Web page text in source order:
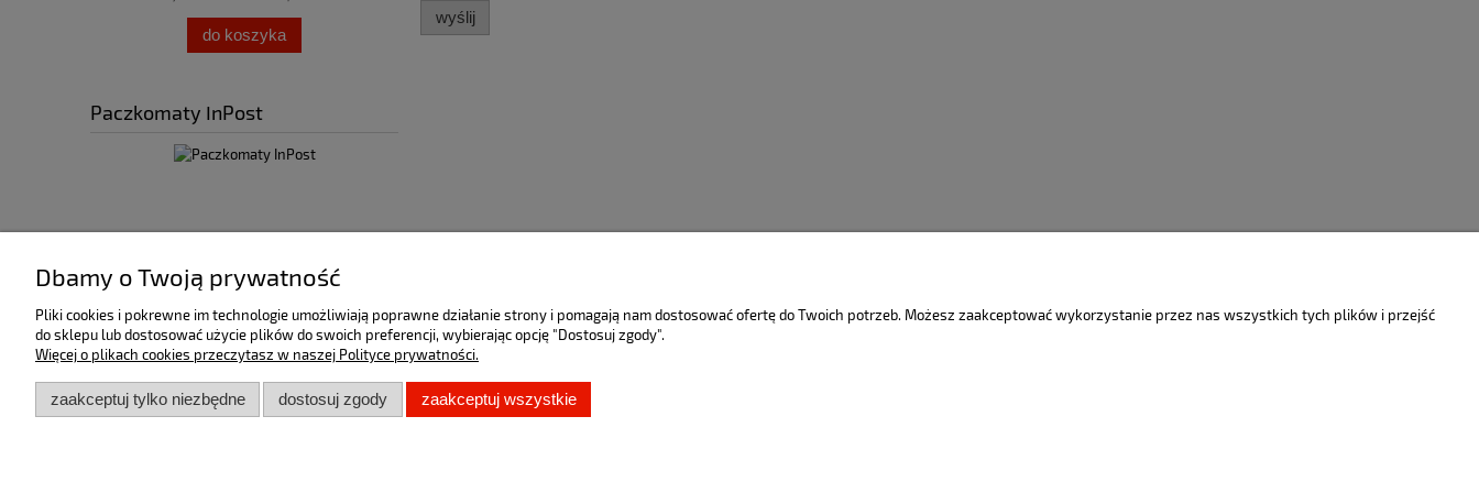
do koszyka
Paczkomaty InPost
wyślij
Stopka
Formy Płatności
Koszty Dostawy
POLITYKA PRYWATNOŚCI
REGULAMIN
Dbamy o Twoją prywatność
Pliki cookies i pokrewne im technologie umożliwiają poprawne działanie strony i pomagają nam dostosować ofertę do Twoich potrzeb. Możesz zaakceptować wykorzystanie przez nas wszystkich tych plików i przejść
do sklepu lub dostosować użycie plików do swoich preferencji, wybierając opcję "Dostosuj zgody".
Więcej o plikach cookies przeczytasz w naszej Polityce prywatności.
zaakceptuj tylko niezbędne dostosuj zgody zaakceptuj wszystkie